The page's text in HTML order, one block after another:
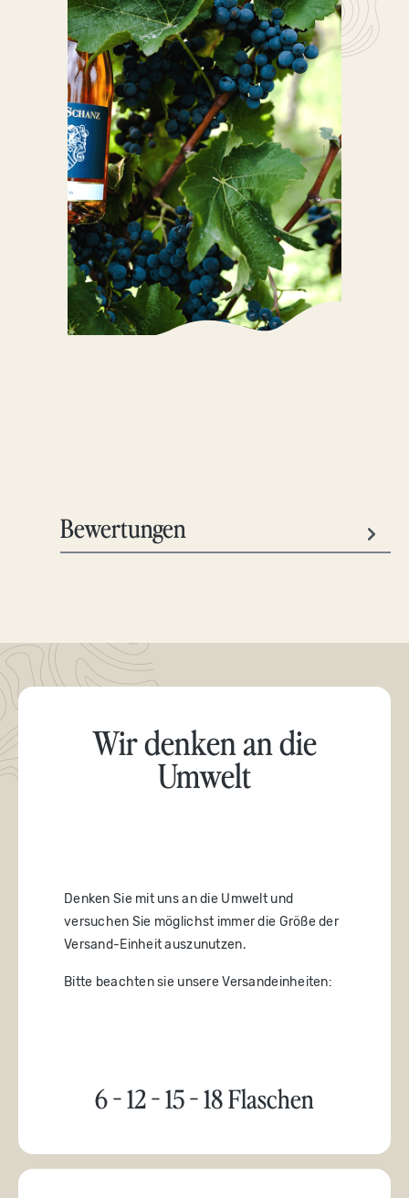
Bewertungen
Wir denken an die
Umwelt
Denken Sie mit uns an die Umwelt und
versuchen Sie möglichst immer die Größe der
Versand-Einheit auszunutzen.
Bitte beachten sie unsere Versandeinheiten:
6 - 12 - 15 - 18 Flaschen